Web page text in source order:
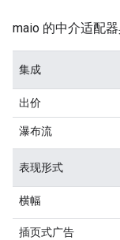
maio 的中介适配
集成
出价
瀑布流
表现形式
横幅
插页式广告